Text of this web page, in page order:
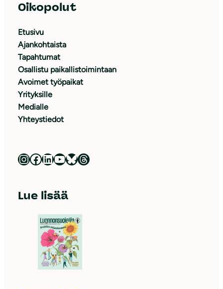
Oikopolut
Etusivu
Ajankohtaista
Tapahtumat
Osallistu paikallistoimintaan
Avoimet työpaikat
Yrityksille
Medialle
Yhteystiedot
Luonnonsuojeluliitto Instagramissa Luonnonsuojeluliitto Facebookissa Luonnonsuojeluliitto LinkedInissä Luonnonsuojeluliiton YouTube-kanava Luonnonsuojeluliitto Blueskyssa Luonnonsuojeluliitto Threadsissa
Lue lisää